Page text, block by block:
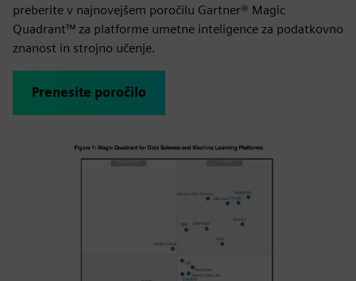
preberite v najnovejšem poročilu Gartner® Magic
Quadrant™ za platforme umetne inteligence za podatkovno
znanost in strojno učenje.
Prenesite poročilo